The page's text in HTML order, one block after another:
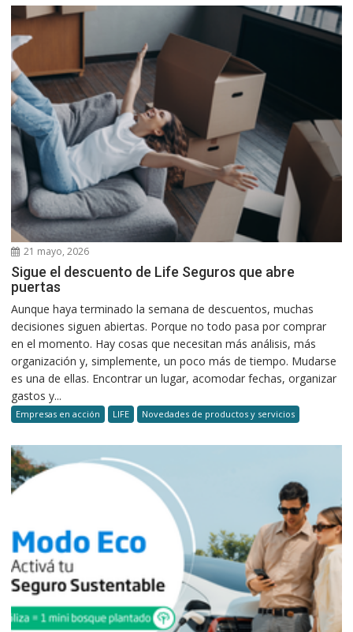
21 mayo, 2026
Sigue el descuento de Life Seguros que abre
puertas
Aunque haya terminado la semana de descuentos, muchas
decisiones siguen abiertas. Porque no todo pasa por comprar
en el momento. Hay cosas que necesitan más análisis, más
organización y, simplemente, un poco más de tiempo. Mudarse
es una de ellas. Encontrar un lugar, acomodar fechas, organizar
gastos y...
Empresas en acción LIFE Novedades de productos y servicios